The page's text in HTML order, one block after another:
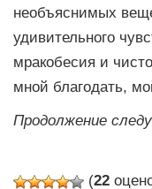
необъяснимых
удивительного
мракобесия и
мной благодать,
Продолжение
(22